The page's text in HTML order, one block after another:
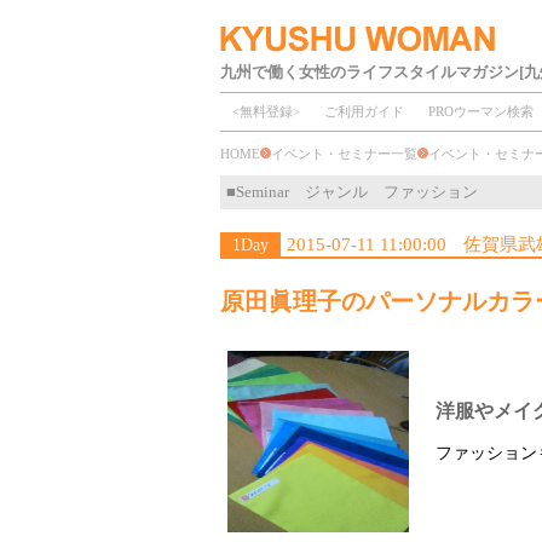
九州で働く女性のライフスタイルマガジン[
<無料登録> ご利用ガイド PROウーマン検索
HOME イベント・セミナー一覧 イベント・セミ
■Seminar ジャンル ファッション
1Day 2015-07-11 11:00:00 佐賀県
原田眞理子のパーソナルカ
洋服やメイ
ファッショ